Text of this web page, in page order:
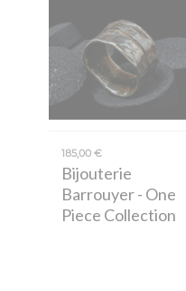
185,00 €
Bijouterie
Barrouyer- One
Piece Collection